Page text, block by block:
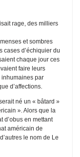
rage, des milliers
et sombres
cases d’échiquier du
chaque jour ces
faire leurs
inhumaines par
d’affections.
né un « bâtard »
». Alors que la
d’obus en mettant
américain de
le nom de Le